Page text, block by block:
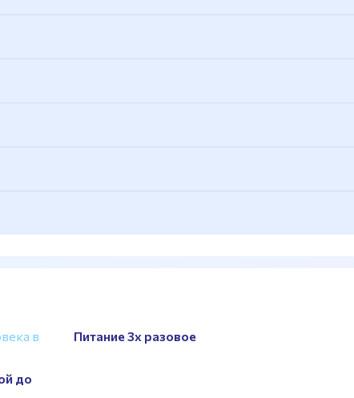
зона свободных весов
в
Питание 3х разовое
до